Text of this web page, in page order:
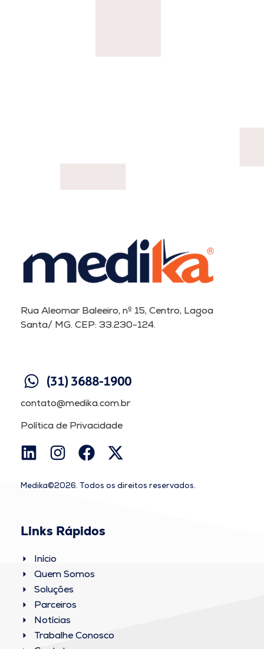
Rua Aleomar Baleeiro, nº 15, Centro, Lagoa
Santa/ MG. CEP: 33.230-124.
(31) 3688-1900
contato@medika.com.br
Política de Privacidade
Medika©2026. Todos os direitos reservados.
Links Rápidos
Início
Quem Somos
Soluções
Parceiros
Notícias
Trabalhe Conosco